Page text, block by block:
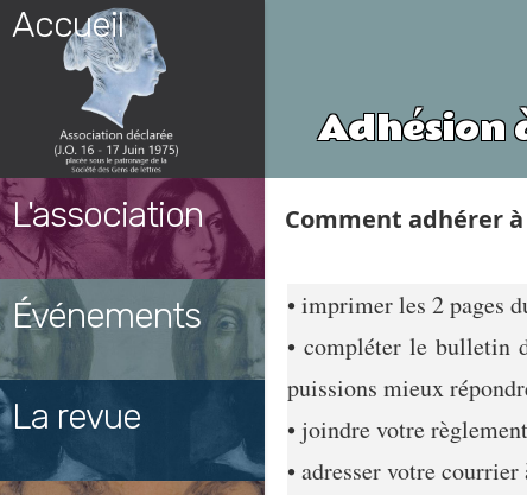
Skip
content
Accueil
L'association
Événements
La revue
Adhésion
Comment adhérer à
• imprimer les 2 pages
• compléter le bulletin
puissions mieux
• joindre votre règlement
• adresser votre courrier